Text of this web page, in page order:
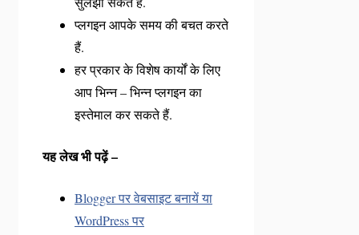
प्लगइन आपके समय की बचत करते
हैं.
हर प्रकार के विशेष कार्यों के लिए
आप भिन्न – भिन्न प्लगइन का
इस्तेमाल कर सकते हैं.
यह लेख भी पढ़ें –
Blogger पर वेबसाइट बनायें या
WordPress पर